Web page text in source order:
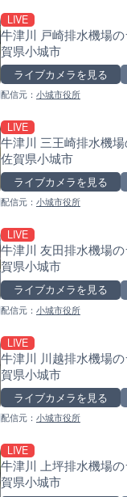
LIVE
牛津川 戸崎排水機場
賀県小城市
ライブカメラを見る
配信元： 小城市役所
LIVE
牛津川 三王崎排水機
佐賀県小城市
ライブカメラを見る
配信元： 小城市役所
LIVE
牛津川 友田排水機場
賀県小城市
ライブカメラを見る
配信元： 小城市役所
LIVE
牛津川 川越排水機場
賀県小城市
ライブカメラを見る
配信元： 小城市役所
LIVE
牛津川 上坪排水機場
賀県小城市